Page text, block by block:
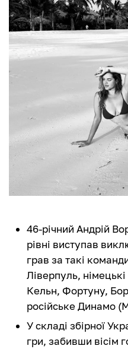
46-річний Андрій
рівні виступав
грав за такі
Ліверпуль,
Кельн, Фортуну,
російське Динамо
У складі збірної
гри, забивши вісім